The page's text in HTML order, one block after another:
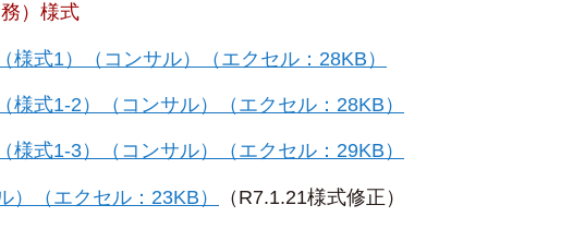
）様式
様式1）（コンサル）（エクセル：28KB）
様式1-2）（コンサル）（エクセル：28KB）
様式1-3）（コンサル）（エクセル：29KB）
）（エクセル：23KB） （R7.1.21様式修正）